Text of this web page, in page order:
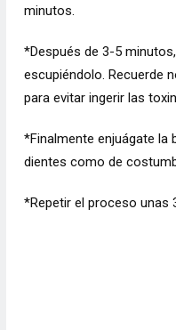
minutos.
*Después de 3-5
escupiéndolo. Recuerde
para evitar ingerir las
*Finalmente enjuágate la
dientes como de
*Repetir el proceso unas